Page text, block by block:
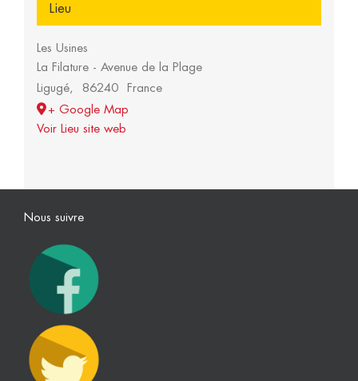
Lieu
Les Usines
La Filature - Avenue de la Plage
Ligugé, 86240
France
+ Google Map
Voir Lieu site web
Nous suivre